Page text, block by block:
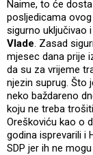
Naime, to će
posljedicama
sigurno uključivao i
Vlade. Zasad
mjesec dana prije
da su za vrijeme
njezin suprug. Što
neko baždareno
koju ne treba
Oreškoviću kao o
godina isprevarili i
SDP jer ih ne